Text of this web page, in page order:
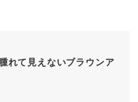
れて見えないブラウンア